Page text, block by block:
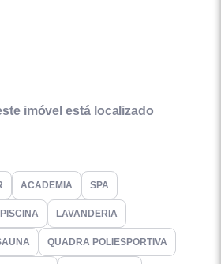
imóvel está localizado
ACADEMIA SPA
PISCINA LAVANDERIA
QUADRA POLIESPORTIVA